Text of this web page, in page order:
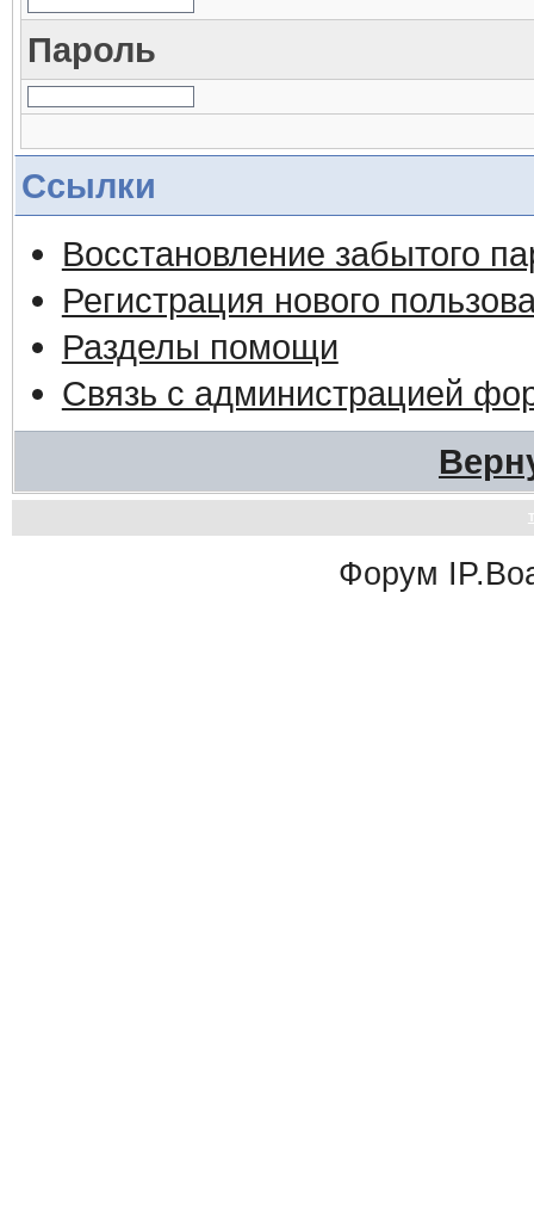
Пароль
Ссылки
Восстановление забытого
Регистрация нового
Разделы помощи
Связь с администрацией
Форум